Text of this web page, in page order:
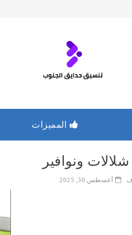
المميزات
ونوافير
أغسطس 30, 2025